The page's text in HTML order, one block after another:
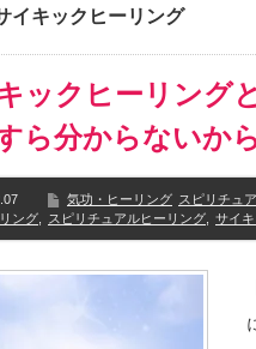
イキックヒーリング
ックヒーリング
ら分からないか
気功・ヒーリング スピリチュ
ング
スピリチュアルヒーリング サイ